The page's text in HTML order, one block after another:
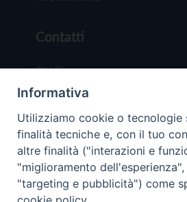
Contatti
Chi Siamo
Redazione
Scrivici
Informativa
Utilizziamo cookie o tecnologie
finalità tecniche e, con il tuo
altre finalità ("interazioni e
"miglioramento
"targeting e pubblicità") come